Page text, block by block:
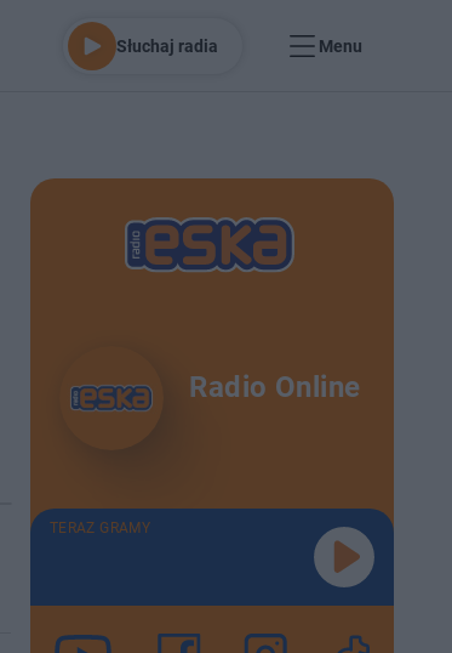
Słuchaj radia Menu
Radio Online
TERAZ GRAMY